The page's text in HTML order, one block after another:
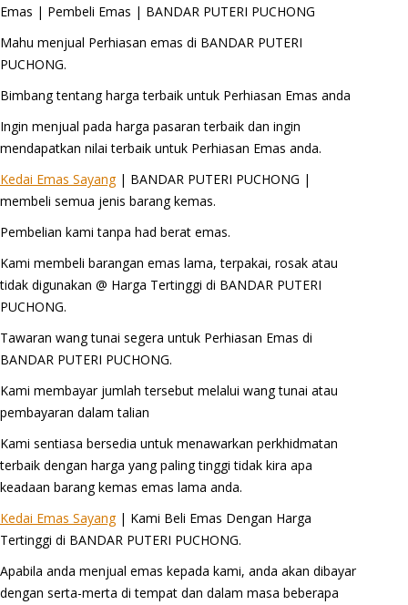
Emas | Pembeli Emas | BANDAR PUTERI PUCHONG
Mahu menjual Perhiasan emas di BANDAR PUTERI
PUCHONG.
Bimbang tentang harga terbaik untuk Perhiasan Emas anda
Ingin menjual pada harga pasaran terbaik dan ingin
mendapatkan nilai terbaik untuk Perhiasan Emas anda.
Kedai Emas Sayang| BANDAR PUTERI PUCHONG |
membeli semua jenis barang kemas.
Pembelian kami tanpa had berat emas.
Kami membeli barangan emas lama, terpakai, rosak atau
tidak digunakan @ Harga Tertinggi di BANDAR PUTERI
PUCHONG.
Tawaran wang tunai segera untuk Perhiasan Emas di
BANDAR PUTERI PUCHONG.
Kami membayar jumlah tersebut melalui wang tunai atau
pembayaran dalam talian
Kami sentiasa bersedia untuk menawarkan perkhidmatan
terbaik dengan harga yang paling tinggi tidak kira apa
keadaan barang kemas emas lama anda.
Kedai Emas Sayang| Kami Beli Emas Dengan Harga
Tertinggi di BANDAR PUTERI PUCHONG.
Apabila anda menjual emas kepada kami, anda akan dibayar
dengan serta-merta di tempat dan dalam masa beberapa